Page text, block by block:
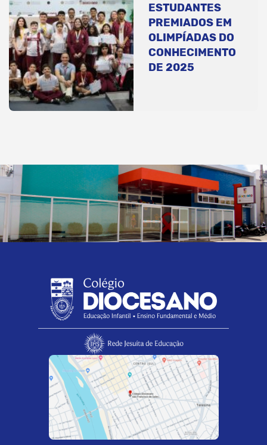
ESTUDANTES
PREMIADOS EM
OLIMPÍADAS DO
CONHECIMENTO
DE 2025